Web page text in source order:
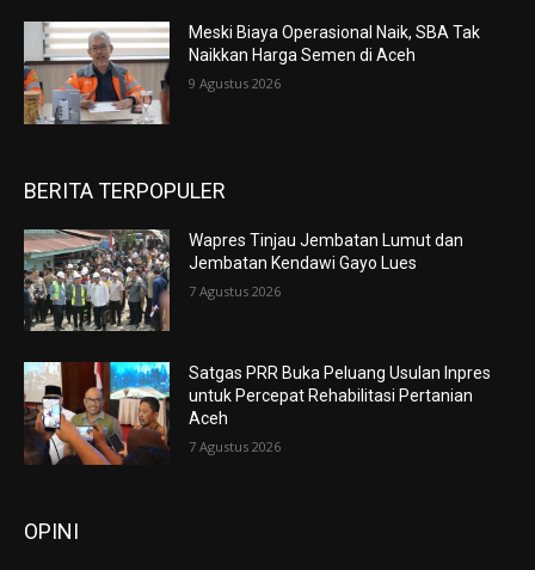
Meski Biaya Operasional Naik, SBA Tak
Naikkan Harga Semen di Aceh
9 Agustus 2026
BERITA TERPOPULER
Wapres Tinjau Jembatan Lumut dan
Jembatan Kendawi Gayo Lues
7 Agustus 2026
Satgas PRR Buka Peluang Usulan Inpres
untuk Percepat Rehabilitasi Pertanian
Aceh
7 Agustus 2026
OPINI